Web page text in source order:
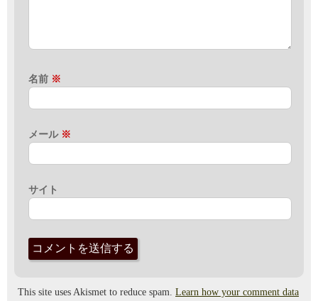
名前 ※
メール ※
サイト
This site uses Akismet to reduce spam. Learn how your comment data